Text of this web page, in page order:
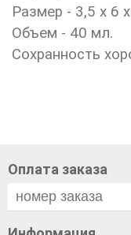
Размер - 3,5 х 6
Объем - 40 мл.
Сохранность
Оплата заказа